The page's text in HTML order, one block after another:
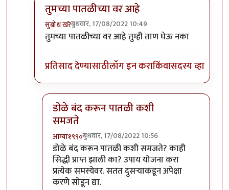
तुमच्या पातळीच्या वर आहे
सुबोध खरेबुधवार, 17/08/2022 10:49
In reply to" होईना काही, जीवाची लाही ".by
तुमच्या पातळीच्या वर आहे तुम्ही ताण घेऊ नका
प्रतिसाद देण्यासाठीलॉग इन कराकिंवासदस्य व्हा
डोळे बंद करून पातळी कशी
समजते
आग्या१९९०बुधवार, 17/08/2022 10:56
In reply toतुमच्या पातळीच्या वर आहेby
डोळे बंद करून पातळी कशी समजते? काही
सिद्धी प्राप्त झाली का? उपाय योजना करा
प्रत्येक समस्येवर. सतत दुसऱ्याकडून अपेक्षा
करणे सोडून द्या.